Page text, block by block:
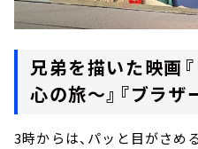
兄弟を描いた映画
心の旅～』『ブラ
3時からは、パッと目がさめ